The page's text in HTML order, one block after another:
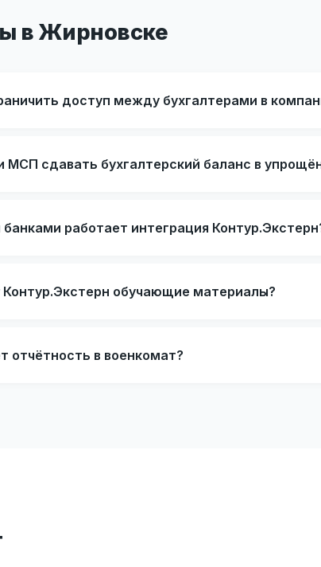
в Жирновске
доступ между бухгалтерами в
МСП сдавать бухгалтерский баланс в
работает интеграция
Контур.Экстерн обучающие материалы?
отчётность в военкомат?